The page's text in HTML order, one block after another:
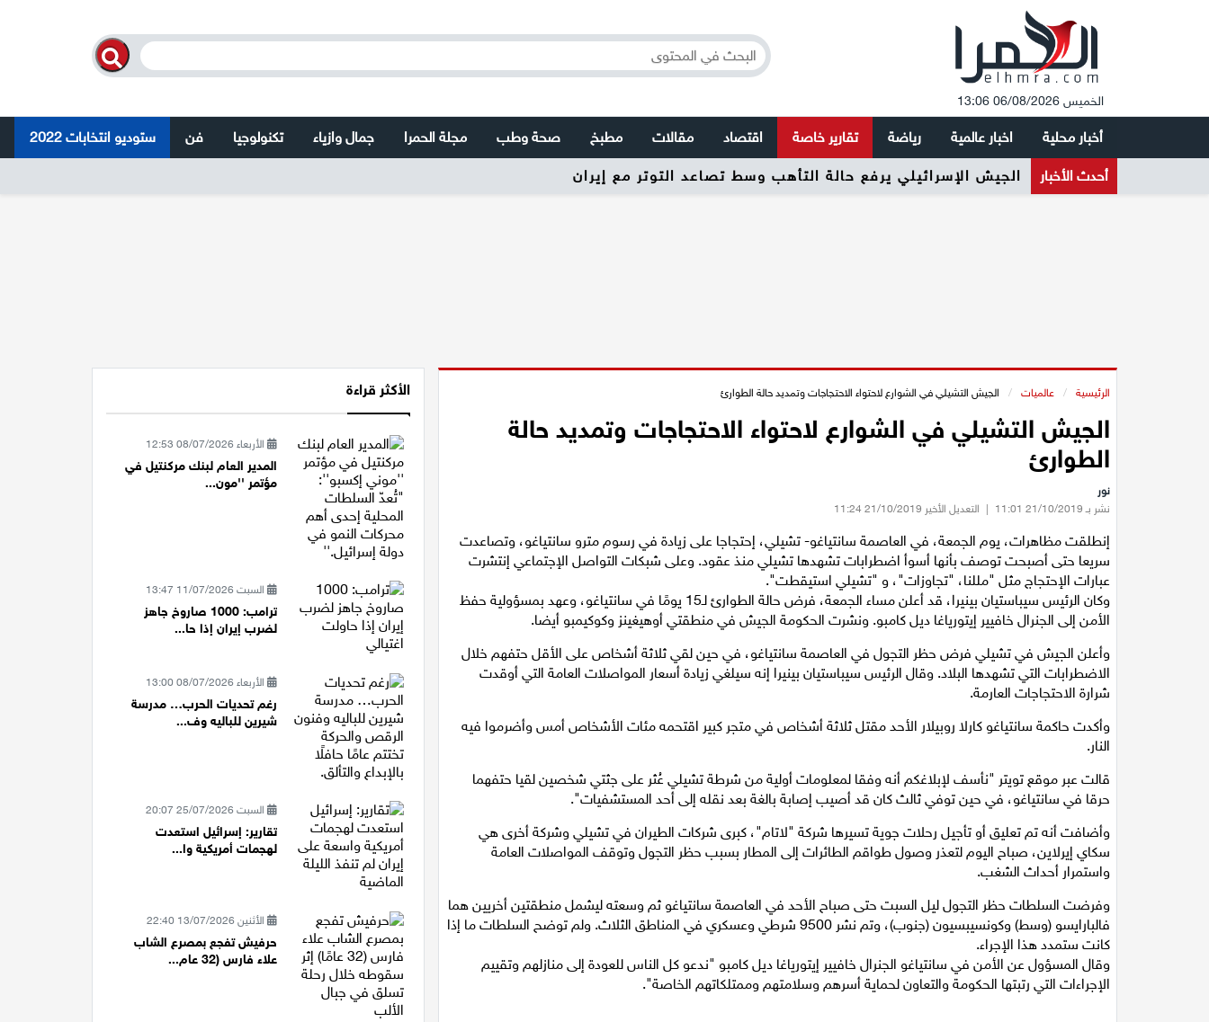
الخميس 06/08/2026 13:06
أخبار محلية اخبار عالمية رياضة تقارير خاصة اقتصاد مقالات مطبخ صحة وطب مجلة الحمرا جمال وازياء تكنولوجيا فن ستوديو انتخابات 2022
أحدث الأخبار الجيش الإسرائيلي يرفع حالة التأهب وسط تصاعد التوتر مع إيران
الرئيسية / عالميات / الجيش التشيلي في الشوارع لاحتواء الاحتجاجات وتمديد حالة الطوارئ
الجيش التشيلي في الشوارع لاحتواء الاحتجاجات وتمديد حالة
الطوارئ
نور
نشر بـ 21/10/2019 11:01
| التعديل الأخير 21/10/2019 11:24
إنطلقت مظاهرات، يوم الجمعة، في العاصمة سانتياغو- تشيلي، إحتجاجا على زيادة في رسوم مترو سانتياغو، وتصاعدت
سريعا حتى أصبحت توصف بأنها أسوأ اضطرابات تشهدها تشيلي منذ عقود. وعلى شبكات التواصل الإجتماعي إنتشرت
عبارات الإحتجاج مثل "مللنا، "تجاوزات"، و "تشيلي استيقطت".
وكان الرئيس سيباستيان بينيرا، قد أعلن مساء الجمعة، فرض حالة الطوارئ لـ15 يومًا في سانتياغو، وعهد بمسؤولية حفظ
الأمن إلى الجنرال خافيير إيتورياغا ديل كامبو. ونشرت الحكومة الجيش في منطقتي أوهيغينز وكوكيمبو أيضا.
وأعلن الجيش في تشيلي فرض حظر التجول في العاصمة سانتياغو، في حين لقي ثلاثة أشخاص على الأقل حتفهم خلال
الاضطرابات التي تشهدها البلاد. وقال الرئيس سيباستيان بينيرا إنه سيلغي زيادة أسعار المواصلات العامة التي أوقدت
شرارة الاحتجاجات العارمة.
وأكدت حاكمة سانتياغو كارلا روبيلار الأحد مقتل ثلاثة أشخاص في متجر كبير اقتحمه مئات الأشخاص أمس وأضرموا فيه
النار.
قالت عبر موقع تويتر "نأسف لإبلاغكم أنه وفقا لمعلومات أولية من شرطة تشيلي عُثر على جثتي شخصين لقيا حتفهما
حرقا في سانتياغو، في حين توفي ثالث كان قد أصيب إصابة بالغة بعد نقله إلى أحد المستشفيات".
وأضافت أنه تم تعليق أو تأجيل رحلات جوية تسيرها شركة "لاتام"، كبرى شركات الطيران في تشيلي وشركة أخرى هي
سكاي إيرلاين، صباح اليوم لتعذر وصول طواقم الطائرات إلى المطار بسبب حظر التجول وتوقف المواصلات العامة
واستمرار أحداث الشغب.
وفرضت السلطات حظر التجول ليل السبت حتى صباح الأحد في العاصمة سانتياغو ثم وسعته ليشمل منطقتين أخريين هما
فالبارايسو (وسط) وكونسيبسيون (جنوب)، وتم نشر 9500 شرطي وعسكري في المناطق الثلاث. ولم توضح السلطات ما إذا
كانت ستمدد هذا الإجراء.
وقال المسؤول عن الأمن في سانتياغو الجنرال خافيير إيتورياغا ديل كامبو "ندعو كل الناس للعودة إلى منازلهم وتقييم
الإجراءات التي رتبتها الحكومة والتعاون لحماية أسرهم وسلامتهم وممتلكاتهم الخاصة".
الأكثر قراءة
الأربعاء 08/07/2026 12:53
المدير العام لبنك مركنتيل في
مؤتمر ''مون...
السبت 11/07/2026 13:47
ترامب: 1000 صاروخ جاهز
لضرب إيران إذا حا...
الأربعاء 08/07/2026 13:00
رغم تحديات الحرب… مدرسة
شيرين للباليه وف...
السبت 25/07/2026 20:07
تقارير: إسرائيل استعدت
لهجمات أمريكية وا...
الأثنين 13/07/2026 22:40
حرفيش تفجع بمصرع الشاب
علاء فارس (32 عام...